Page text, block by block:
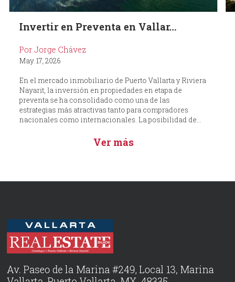
Invertir en Preventa en Vallar...
Por Jorge Chávez
May. 17, 2026
En el mercado inmobiliario de Puerto Vallarta y Riviera
Nayarit, la inversión en propiedades en etapa de
preventa se ha consolidado como una de las
estrategias más atractivas tanto para compradores
nacionales como internacionales. La posibilidad de...
Ver más
Av. Paseo de la Marina #249, Local 13, Marina